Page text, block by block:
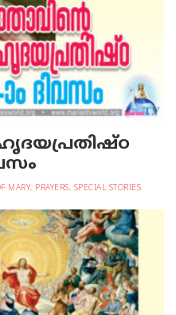
MARY, PRAYERS, SPECIAL STORIES